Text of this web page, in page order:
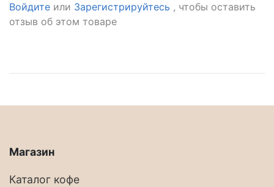
Войдите или Зарегистрируйтесь , чтобы оставить
отзыв об этом товаре
Магазин
Каталог кофе